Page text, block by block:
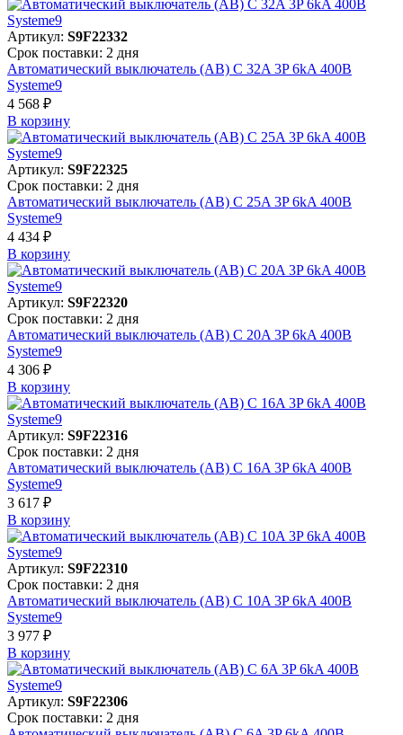
Артикул: S9F22332
Срок поставки: 2 дня
Автоматический выключатель (АВ) C 32A 3P 6kA 400В
Systeme9
4 568 ₽
В корзинy
Артикул: S9F22325
Срок поставки: 2 дня
Автоматический выключатель (АВ) C 25A 3P 6kA 400В
Systeme9
4 434 ₽
В корзинy
Артикул: S9F22320
Срок поставки: 2 дня
Автоматический выключатель (АВ) C 20A 3P 6kA 400В
Systeme9
4 306 ₽
В корзинy
Артикул: S9F22316
Срок поставки: 2 дня
Автоматический выключатель (АВ) C 16A 3P 6kA 400В
Systeme9
3 617 ₽
В корзинy
Артикул: S9F22310
Срок поставки: 2 дня
Автоматический выключатель (АВ) C 10A 3P 6kA 400В
Systeme9
3 977 ₽
В корзинy
Артикул: S9F22306
Срок поставки: 2 дня